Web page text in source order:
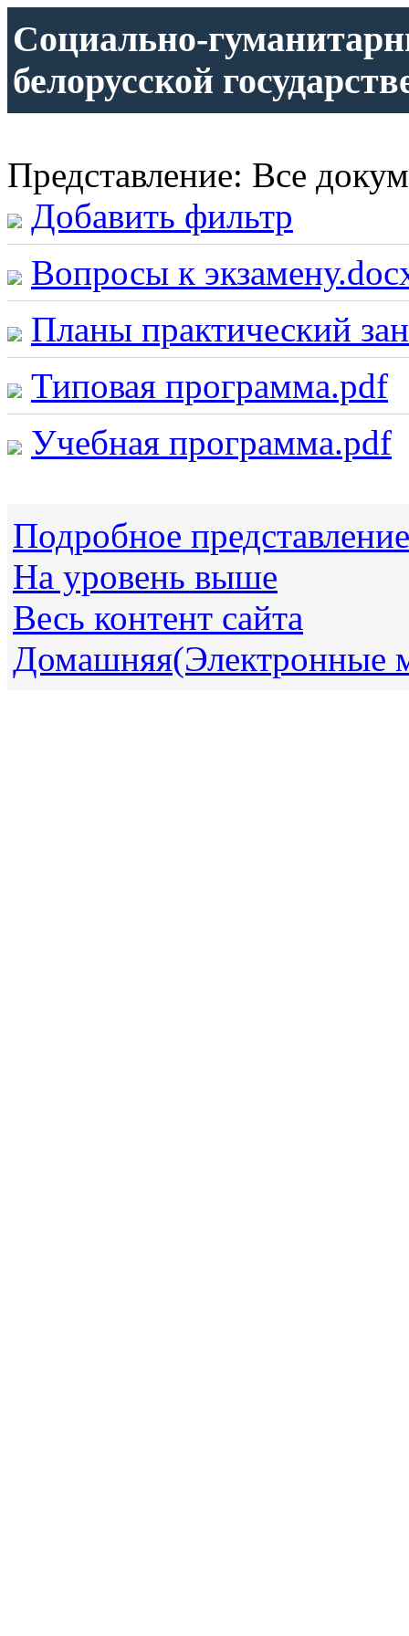
Социально-
белорусской
Представление: Все
Добавить фильтр
Вопросы к
Планы практический
Типовая программа.pdf
Учебная программа.pdf
Подробное представление
На уровень выше
Весь контент сайта
Домашняя(Электронные